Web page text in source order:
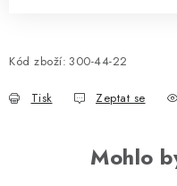
Kód zboží: 300-44-22
Tisk Zeptat se
Mohlo